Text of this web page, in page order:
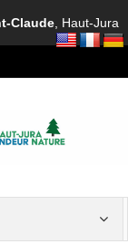
Claude , Haut-Jura